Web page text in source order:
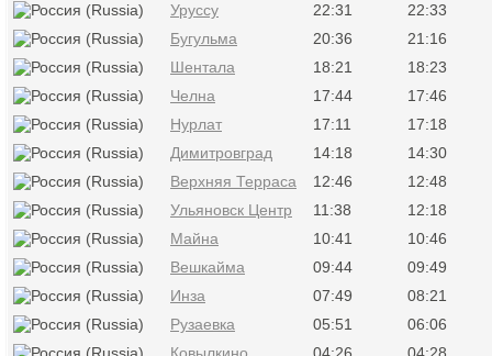
Уруссу
22:31
22:33
Бугульма
20:36
21:16
Шентала
18:21
18:23
Челна
17:44
17:46
Нурлат
17:11
17:18
Димитровград
14:18
14:30
Верхняя Терраса
12:46
12:48
Ульяновск Центр
11:38
12:18
Майна
10:41
10:46
Вешкайма
09:44
09:49
Инза
07:49
08:21
Рузаевка
05:51
06:06